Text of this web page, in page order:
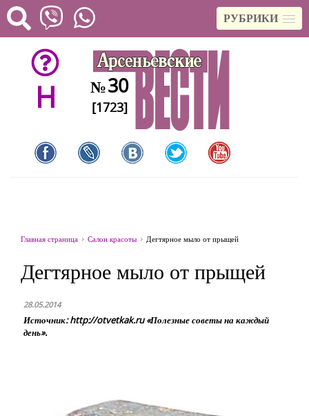
РУБРИКИ
H №30
[1723]
Главная страница Салон красоты Дегтярное мыло от прыщей
Дегтярное мыло от прыщей
28.05.2014
Источник: http://otvetkak.ru «Полезные советы на каждый
день».